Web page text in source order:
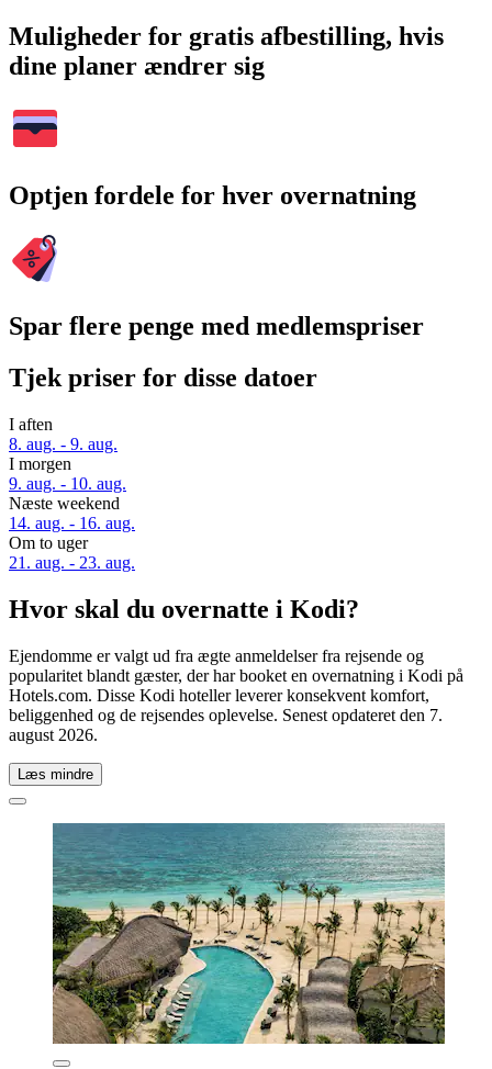
Muligheder for gratis afbestilling, hvis
dine planer ændrer sig
Optjen fordele for hver overnatning
Spar flere penge med medlemspriser
Tjek priser for disse datoer
I aften
8. aug. - 9. aug.
I morgen
9. aug. - 10. aug.
Næste weekend
14. aug. - 16. aug.
Om to uger
21. aug. - 23. aug.
Hvor skal du overnatte i Kodi?
Ejendomme er valgt ud fra ægte anmeldelser fra rejsende og
popularitet blandt gæster, der har booket en overnatning i Kodi på
Hotels.com. Disse Kodi hoteller leverer konsekvent komfort,
beliggenhed og de rejsendes oplevelse. Senest opdateret den 7.
august 2026.
Læs mindre